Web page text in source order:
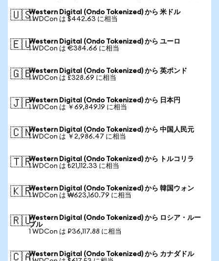
🇺🇸Western Digital (Ondo Tokenized) から 米ドル
1 WDCon は $442.63 に相当
🇪🇺Western Digital (Ondo Tokenized) から ユーロ
1 WDCon は €384.66 に相当
🇬🇧Western Digital (Ondo Tokenized) から 英ポンド
1 WDCon は £328.69 に相当
🇯🇵Western Digital (Ondo Tokenized) から 日本円
1 WDCon は ￥69,849.19 に相当
🇨🇳Western Digital (Ondo Tokenized) から 中国人民元
1 WDCon は ￥2,986.47 に相当
🇹🇷Western Digital (Ondo Tokenized) から トルコリラ
1 WDCon は ₺21,112.33 に相当
🇰🇷Western Digital (Ondo Tokenized) から 韓国ウォン
1 WDCon は ₩623,160.79 に相当
🇷🇺Western Digital (Ondo Tokenized) から ロシア・ルー
ブル
1 WDCon は ₽36,117.88 に相当
🇨🇦Western Digital (Ondo Tokenized) から カナダドル